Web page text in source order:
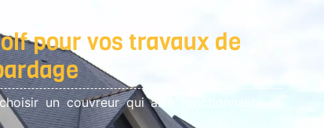
pour vos travaux de
choisir un couvreur qui allie fonctionnalité et